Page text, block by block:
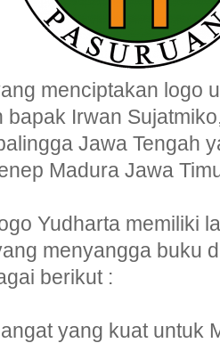
menciptakan logo
Irwan
Jawa Tengah
Madura Jawa
Yudharta memiliki
menyangga buku
berikut :
yang kuat untuk